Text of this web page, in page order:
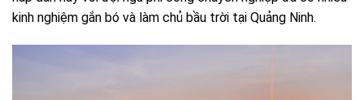
kinh nghiệm gắn bó và làm chủ bầu trời tại Quảng Ninh.